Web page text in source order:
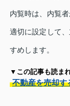
内覧時は、内覧
適切に設定して
すめします。
▼この記事も読ま
不動産を売却す